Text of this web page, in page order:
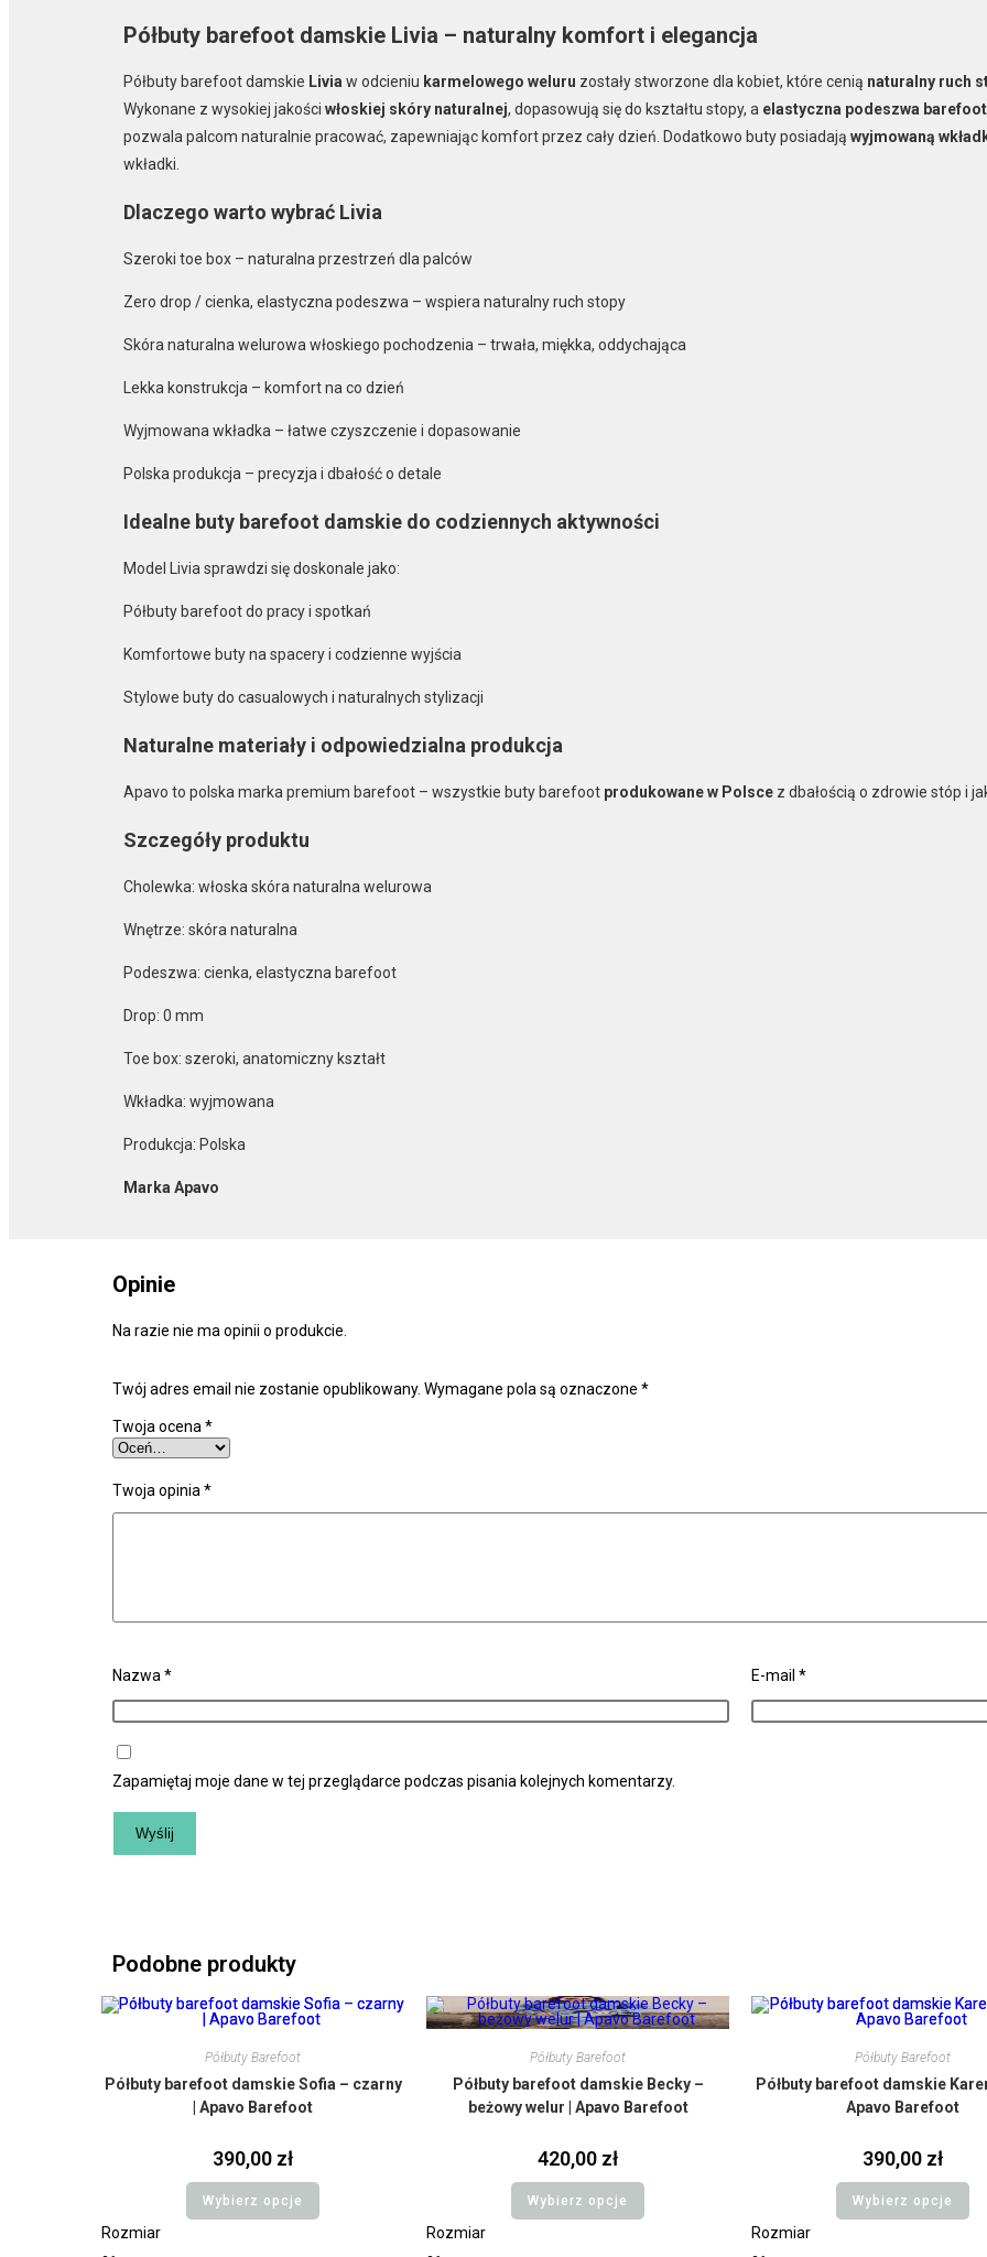
Półbuty barefoot damskie Livia – naturalny komfort i elegancja
Półbuty barefoot damskie Livia w odcieniu karmelowego weluru zostały stworzone dla kobiet, które cenią naturalny ruch
Wykonane z wysokiej jakości włoskiej skóry naturalnej, dopasowują się do kształtu stopy, a elastyczna podeszwa barefoot
pozwala palcom naturalnie pracować, zapewniając komfort przez cały dzień. Dodatkowo buty posiadają wyjmowaną
wkładki.
Dlaczego warto wybrać Livia
Szeroki toe box – naturalna przestrzeń dla palców
Zero drop / cienka, elastyczna podeszwa – wspiera naturalny ruch stopy
Skóra naturalna welurowa włoskiego pochodzenia – trwała, miękka, oddychająca
Lekka konstrukcja – komfort na co dzień
Wyjmowana wkładka – łatwe czyszczenie i dopasowanie
Polska produkcja – precyzja i dbałość o detale
Idealne buty barefoot damskie do codziennych aktywności
Model Livia sprawdzi się doskonale jako:
Półbuty barefoot do pracy i spotkań
Komfortowe buty na spacery i codzienne wyjścia
Stylowe buty do casualowych i naturalnych stylizacji
Naturalne materiały i odpowiedzialna produkcja
Apavo to polska marka premium barefoot – wszystkie buty barefoot produkowane w Polsce z dbałością o zdrowie stóp i
Szczegóły produktu
Cholewka: włoska skóra naturalna welurowa
Wnętrze: skóra naturalna
Podeszwa: cienka, elastyczna barefoot
Drop: 0 mm
Toe box: szeroki, anatomiczny kształt
Wkładka: wyjmowana
Produkcja: Polska
Marka Apavo
Opinie
Na razie nie ma opinii o produkcie.
Twój adres email nie zostanie opublikowany. Wymagane pola są oznaczone *
Twoja ocena*
Twoja opinia*
Nazwa* E-mail *
Zapamiętaj moje dane w tej przeglądarce podczas pisania kolejnych komentarzy.
Podobne produkty
Półbuty Barefoot
Półbuty barefoot damskie Sofia – czarny
| Apavo Barefoot
390,00 zł
Wybierz opcje
Rozmiar
Półbuty Barefoot
Półbuty barefoot damskie Becky –
beżowy welur | Apavo Barefoot
420,00 zł
Wybierz opcje
Rozmiar
Półbuty Barefoot
Półbuty barefoot damskie Karen
Apavo Barefoot
390,00 zł
Wybierz opcje
Rozmiar